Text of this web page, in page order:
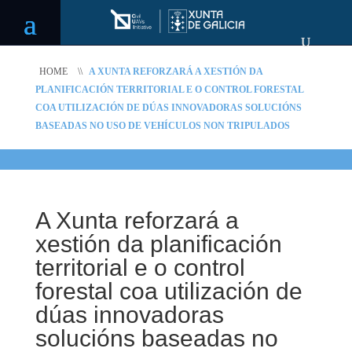
HOME \\
A XUNTA REFORZARÁ A XESTIÓN DA
PLANIFICACIÓN TERRITORIAL E O CONTROL FORESTAL
COA UTILIZACIÓN DE DÚAS INNOVADORAS SOLUCIÓNS
BASEADAS NO USO DE VEHÍCULOS NON TRIPULADOS
A Xunta reforzará a
xestión da planificación
territorial e o control
forestal coa utilización de
dúas innovadoras
solucións baseadas no